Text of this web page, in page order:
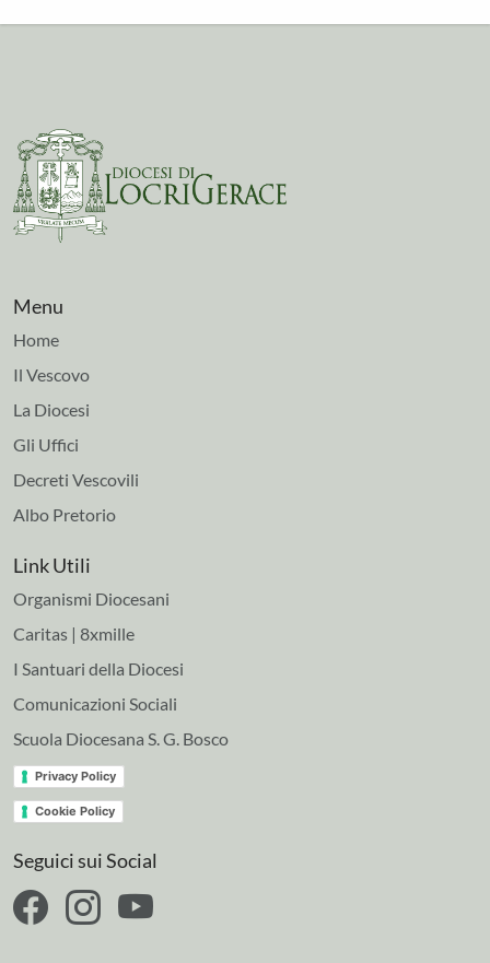
Menu
Home
Il Vescovo
La Diocesi
Gli Uffici
Decreti Vescovili
Albo Pretorio
Link Utili
Organismi Diocesani
Caritas | 8xmille
I Santuari della Diocesi
Comunicazioni Sociali
Scuola Diocesana S. G. Bosco
Privacy Policy
Cookie Policy
Seguici sui Social